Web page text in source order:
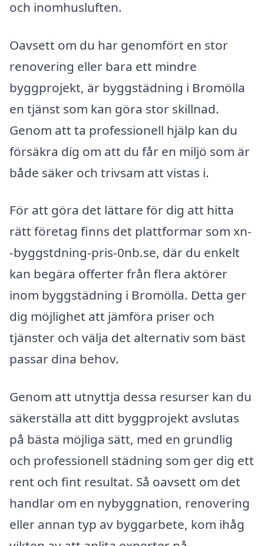
och inomhusluften.
Oavsett om du har genomfört en stor
renovering eller bara ett mindre
byggprojekt, är byggstädning i Bromölla
en tjänst som kan göra stor skillnad.
Genom att ta professionell hjälp kan du
försäkra dig om att du får en miljö som är
både säker och trivsam att vistas i.
För att göra det lättare för dig att hitta
rätt företag finns det plattformar som xn-
-byggstdning-pris-0nb.se, där du enkelt
kan begära offerter från flera aktörer
inom byggstädning i Bromölla. Detta ger
dig möjlighet att jämföra priser och
tjänster och välja det alternativ som bäst
passar dina behov.
Genom att utnyttja dessa resurser kan du
säkerställa att ditt byggprojekt avslutas
på bästa möjliga sätt, med en grundlig
och professionell städning som ger dig ett
rent och fint resultat. Så oavsett om det
handlar om en nybyggnation, renovering
eller annan typ av byggarbete, kom ihåg